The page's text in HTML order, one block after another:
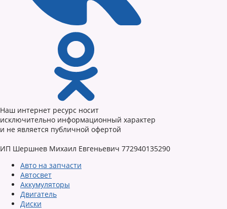
Наш интернет ресурс носит
исключительно информационный характер
и не является публичной офертой
ИП Шершнев Михаил Евгеньевич 772940135290
Авто на запчасти
Автосвет
Аккумуляторы
Двигатель
Диски